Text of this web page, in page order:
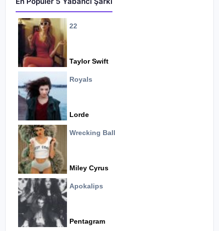
22
Taylor Swift
Royals
Lorde
Wrecking Ball
Miley Cyrus
Apokalips
Pentagram